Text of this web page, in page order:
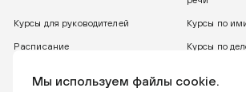
Мы используем файлы cookie.
Курсы для руководителей Курсы по
Расписание Курсы по